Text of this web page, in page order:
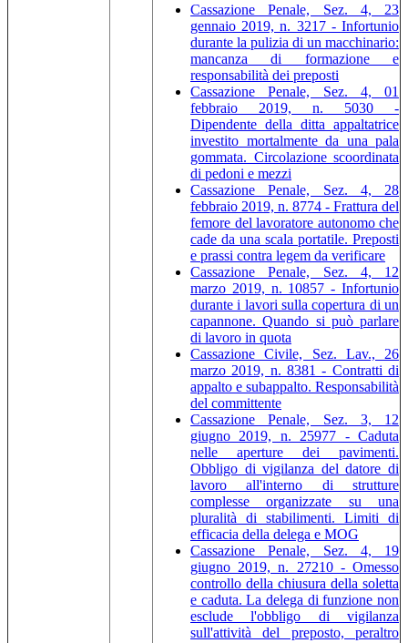
Cassazione Penale, Sez. 4, 23
gennaio 2019, n. 3217 - Infortunio
durante la pulizia di un macchinario:
mancanza di formazione e
responsabilità dei preposti
Cassazione Penale, Sez. 4, 01
febbraio 2019, n. 5030 -
Dipendente della ditta appaltatrice
investito mortalmente da una pala
gommata. Circolazione scoordinata
di pedoni e mezzi
Cassazione Penale, Sez. 4, 28
febbraio 2019, n. 8774 - Frattura del
femore del lavoratore autonomo che
cade da una scala portatile. Preposti
e prassi contra legem da verificare
Cassazione Penale, Sez. 4, 12
marzo 2019, n. 10857 - Infortunio
durante i lavori sulla copertura di un
capannone. Quando si può parlare
di lavoro in quota
Cassazione Civile, Sez. Lav., 26
marzo 2019, n. 8381 - Contratti di
appalto e subappalto. Responsabilità
del committente
Cassazione Penale, Sez. 3, 12
giugno 2019, n. 25977 - Caduta
nelle aperture dei pavimenti.
Obbligo di vigilanza del datore di
lavoro all'interno di strutture
complesse organizzate su una
pluralità di stabilimenti. Limiti di
efficacia della delega e MOG
Cassazione Penale, Sez. 4, 19
giugno 2019, n. 27210 - Omesso
controllo della chiusura della soletta
e caduta. La delega di funzione non
esclude l'obbligo di vigilanza
sull'attività del preposto, peraltro